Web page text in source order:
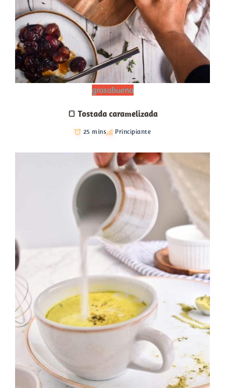
grasabuena
🍞 Tostada caramelizada
25 mins Principiante